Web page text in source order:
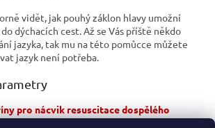
vidět, jak pouhý záklon hlavy umožní
dýchacích cest. Až se Vás příště někdo
jazyka, tak mu na této pomůcce můžete
jazyk není potřeba.
pro nácvik resuscitace dospělého